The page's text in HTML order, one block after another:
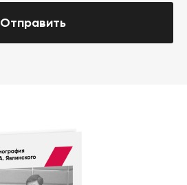
Отправить